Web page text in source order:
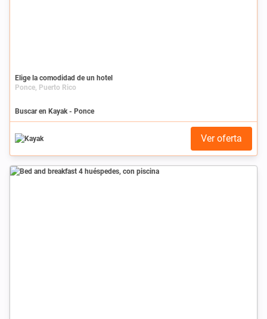
Elige la comodidad de un hotel
Ponce, Puerto Rico
Buscar en Kayak - Ponce
Ver oferta